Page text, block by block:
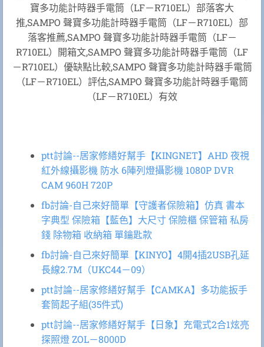
寶多功能計時器手電筒（LF－R710EL）部落客大
推,SAMPO 聲寶多功能計時器手電筒（LF－R710EL）部
落客推薦,SAMPO 聲寶多功能計時器手電筒（LF－
R710EL）開箱文,SAMPO 聲寶多功能計時器手電筒（LF
－R710EL）優缺點比較,SAMPO 聲寶多功能計時器手電筒
（LF－R710EL）評估,SAMPO 聲寶多功能計時器手電筒
（LF－R710EL）有效
ptt討論--居家修繕好幫手【KINGNET】AHD 夜視
紅外線攝影機 防水 6陣列燈攝影機 1080P DVR
CAM 960H 720P
fb討論-自己來好簡單【守護者保險箱】仿真 書本
字典型 保險箱【藍色】大尺寸 保險櫃 保管箱 私房
錢 除物箱 收納箱 單鑰匙款
fb討論-自己來好簡單【KINYO】4開4插2USB孔延
長線2.7M（UKC44－09）
ptt討論--居家修繕好幫手【CAMKA】多功能扳手
套筒起子組(35件式)
ptt討論--居家修繕好幫手【日象】充電式2合1炫亮
探照燈 ZOL－8000D